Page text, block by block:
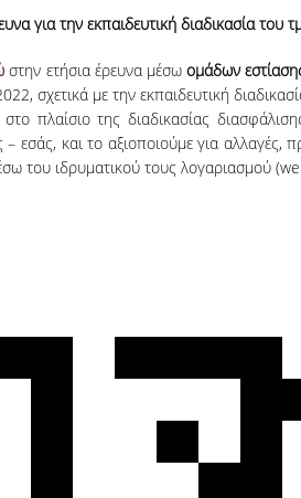
για την εκπαιδευτική διαδικασία του
στην ετήσια έρευνα μέσωομάδων
σχετικά με την εκπαιδευτική
πλαίσιο της διαδικασίας
εσάς, και το αξιοποιούμε για
του ιδρυματικού τους λογαριασμού